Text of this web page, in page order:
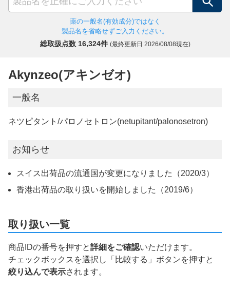
検索
薬の一般名(有効成分)ではなく
製品名を省略せずご入力ください。
総取扱点数 16,324件 (最終更新日 2026/08/08現在)
Akynzeo(アキンゼオ)
一般名
ネツピタント/パロノセトロン(netupitant/palonosetron)
お知らせ
スイス出荷品の流通国が変更になりました（2020/3）
香港出荷品の取り扱いを開始しました（2019/6）
取り扱い一覧
商品IDの番号を押すと詳細をご確認いただけます。
チェックボックスを選択し「比較する」ボタンを押すと
絞り込んで表示されます。